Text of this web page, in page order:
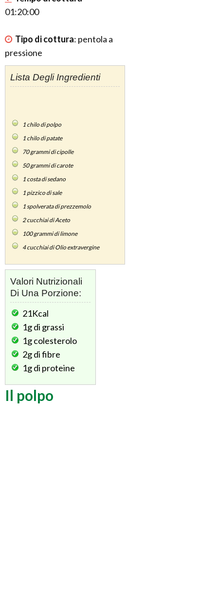
01:20:00
Tipo di cottura: pentola a
pressione
Lista Degli Ingredienti
1 chilo di polpo
1 chilo di patate
70grammi di cipolle
50grammi di carote
1 costa di sedano
1 pizzico di sale
1spolverata di prezzemolo
2cucchiai di Aceto
100grammi di limone
4cucchiai di Olio extravergine
Valori Nutrizionali
Di Una Porzione:
21Kcal
1gdi grassi
1gcolesterolo
2gdi fibre
1gdi proteine
Il polpo